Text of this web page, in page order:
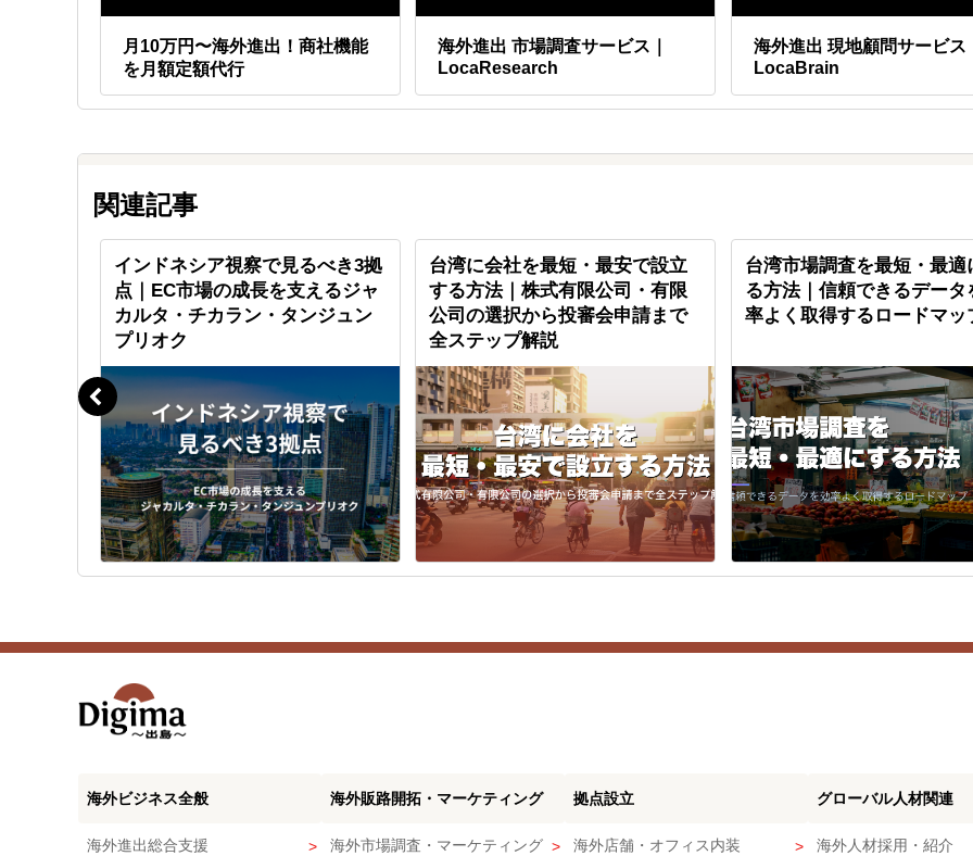
月10万円〜海外進出！商社機能
を月額定額代行
海外進出 市場調査サービス｜
LocaResearch
海外進出 現地顧問サービス
LocaBrain
関連記事
インドネシア視察で見るべき3拠
点｜EC市場の成長を支えるジャ
カルタ・チカラン・タンジュン
プリオク
台湾に会社を最短・最安で設立
する方法｜株式有限公司・有限
公司の選択から投審会申請まで
全ステップ解説
台湾市場調査を最短・最適
る方法｜信頼できるデータ
率よく取得するロードマッ
海外ビジネス全般
海外進出総合支援
海外販路開拓・マーケティング
海外市場調査・マーケティング
拠点設立
海外店舗・オフィス内装
グローバル人材関連
海外人材採用・紹介